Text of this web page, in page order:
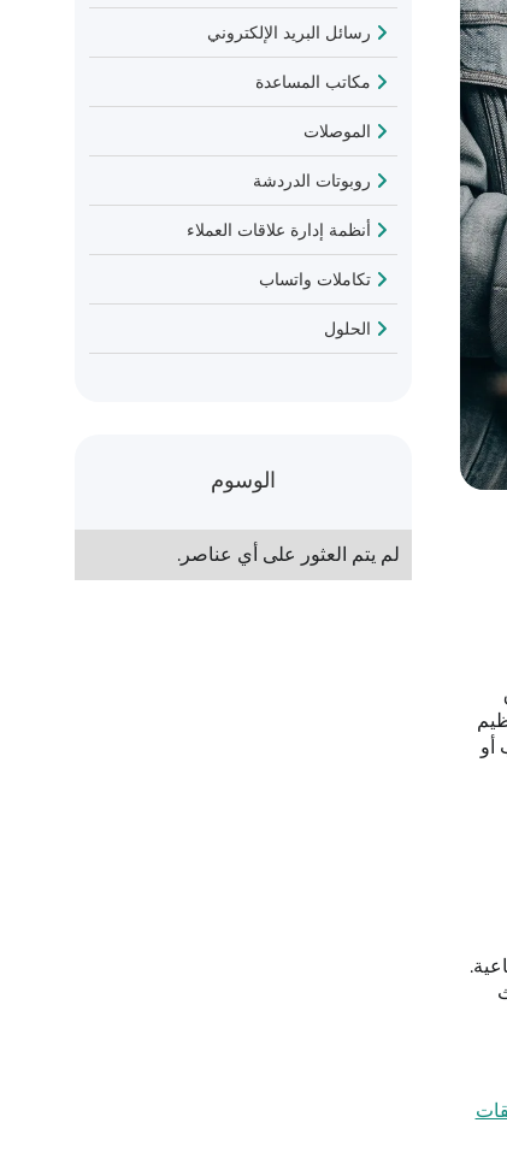
أو
رسائل البريد الإلكتروني
مكاتب المساعدة
الموصلات
روبوتات الدردشة
أنظمة إدارة علاقات العملاء
تكاملات واتساب
الحلول
الوسوم
لم يتم العثور على أي عناصر.